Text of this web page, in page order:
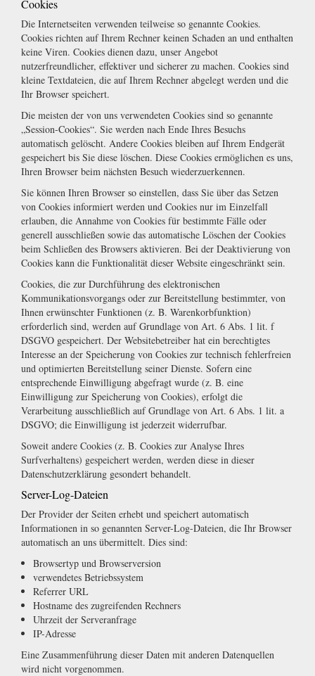
Cookies
Die Internetseiten verwenden teilweise so genannte Cookies.
Cookies richten auf Ihrem Rechner keinen Schaden an und enthalten
keine Viren. Cookies dienen dazu, unser Angebot
nutzerfreundlicher, effektiver und sicherer zu machen. Cookies sind
kleine Textdateien, die auf Ihrem Rechner abgelegt werden und die
Ihr Browser speichert.
Die meisten der von uns verwendeten Cookies sind so genannte
„Session-Cookies“. Sie werden nach Ende Ihres Besuchs
automatisch gelöscht. Andere Cookies bleiben auf Ihrem Endgerät
gespeichert bis Sie diese löschen. Diese Cookies ermöglichen es uns,
Ihren Browser beim nächsten Besuch wiederzuerkennen.
Sie können Ihren Browser so einstellen, dass Sie über das Setzen
von Cookies informiert werden und Cookies nur im Einzelfall
erlauben, die Annahme von Cookies für bestimmte Fälle oder
generell ausschließen sowie das automatische Löschen der Cookies
beim Schließen des Browsers aktivieren. Bei der Deaktivierung von
Cookies kann die Funktionalität dieser Website eingeschränkt sein.
Cookies, die zur Durchführung des elektronischen
Kommunikationsvorgangs oder zur Bereitstellung bestimmter, von
Ihnen erwünschter Funktionen (z. B. Warenkorbfunktion)
erforderlich sind, werden auf Grundlage von Art. 6 Abs. 1 lit. f
DSGVO gespeichert. Der Websitebetreiber hat ein berechtigtes
Interesse an der Speicherung von Cookies zur technisch fehlerfreien
und optimierten Bereitstellung seiner Dienste. Sofern eine
entsprechende Einwilligung abgefragt wurde (z. B. eine
Einwilligung zur Speicherung von Cookies), erfolgt die
Verarbeitung ausschließlich auf Grundlage von Art. 6 Abs. 1 lit. a
DSGVO; die Einwilligung ist jederzeit widerrufbar.
Soweit andere Cookies (z. B. Cookies zur Analyse Ihres
Surfverhaltens) gespeichert werden, werden diese in dieser
Datenschutzerklärung gesondert behandelt.
Server-Log-Dateien
Der Provider der Seiten erhebt und speichert automatisch
Informationen in so genannten Server-Log-Dateien, die Ihr Browser
automatisch an uns übermittelt. Dies sind:
Browsertyp und Browserversion
verwendetes Betriebssystem
Referrer URL
Hostname des zugreifenden Rechners
Uhrzeit der Serveranfrage
IP-Adresse
Eine Zusammenführung dieser Daten mit anderen Datenquellen
wird nicht vorgenommen.